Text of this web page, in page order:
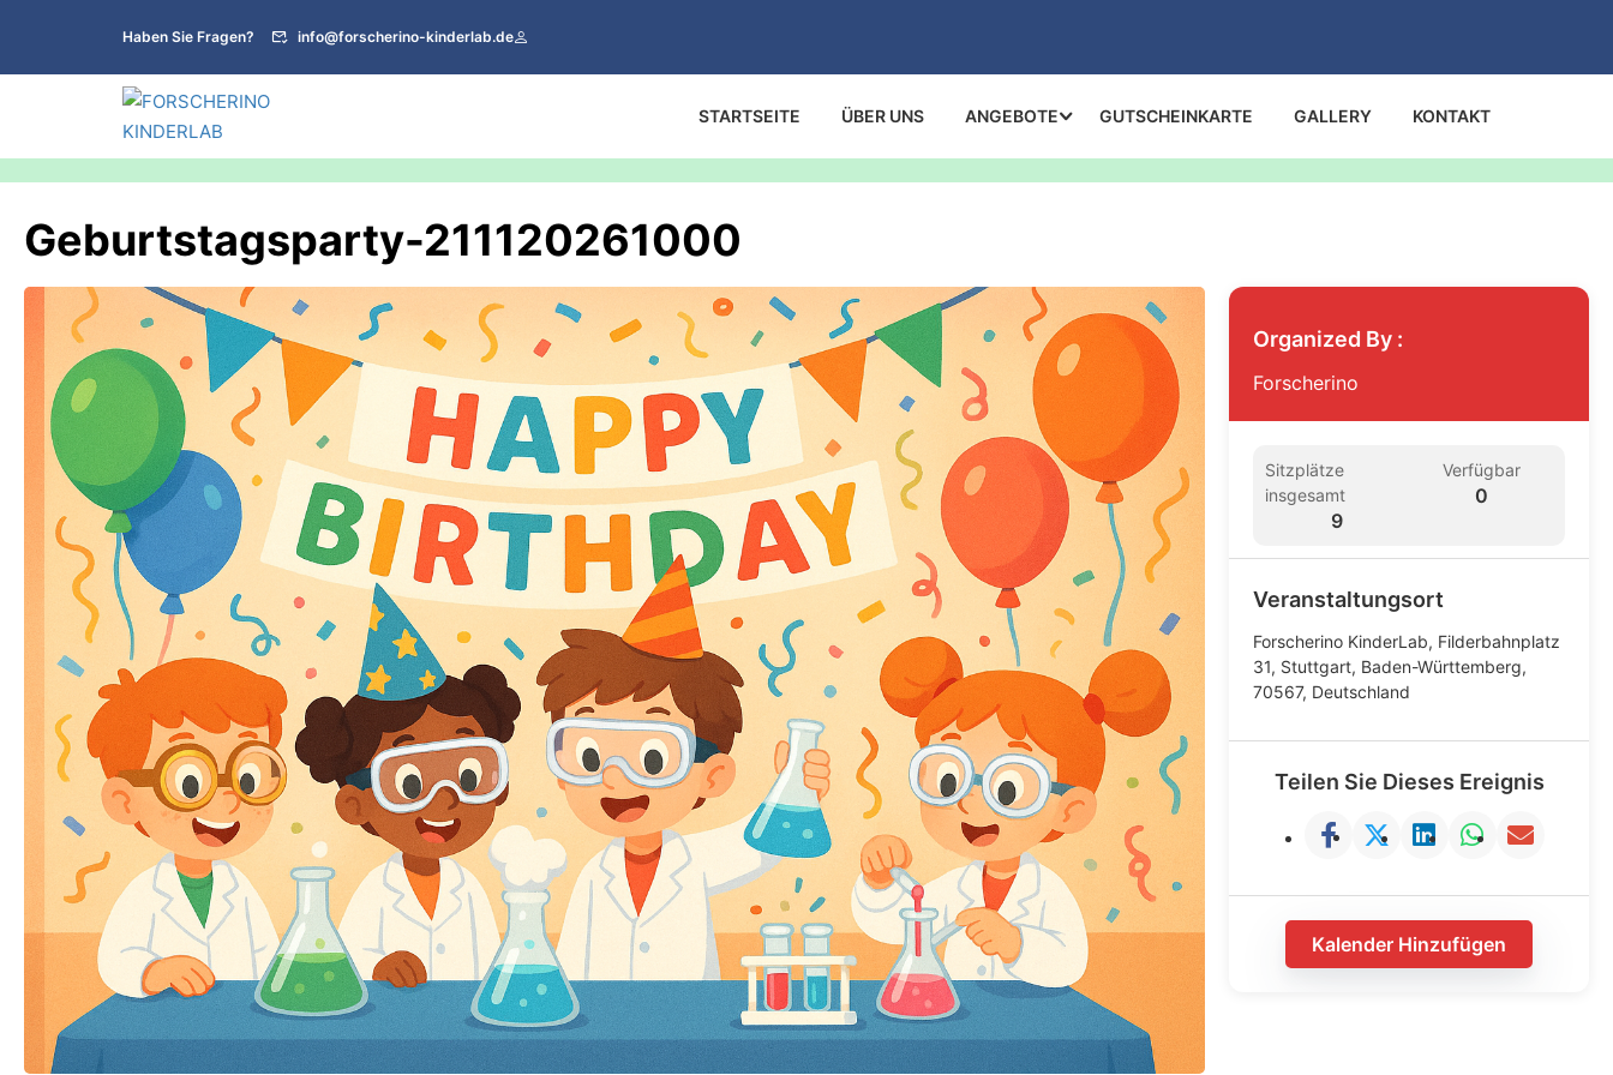
Haben Sie Fragen? info@forscherino-kinderlab.de
STARTSEITE ÜBER UNS ANGEBOTE GUTSCHEINKARTE GALLERY KONTAKT
Geburtstagsparty-211120261000
Organized By :
Forscherino
Sitzplätze
insgesamt
9
Verfügbar
0
Veranstaltungsort
Forscherino KinderLab, Filderbahnplatz
31, Stuttgart, Baden-Württemberg,
70567, Deutschland
Teilen Sie Dieses Ereignis
Kalender Hinzufügen